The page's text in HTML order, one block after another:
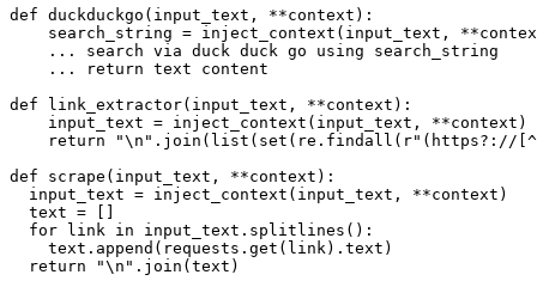
def duckduckgo(input_text, **context):
search_string = inject_context(input_text,
    ... search via duck duck go using search_string
    ... return text content
def link_extractor(input_text, **context):
    input_text = inject_context(input_text, **context)
return "\n".join(list(set(re.findall(r"(https?://
def scrape(input_text, **context):
  input_text = inject_context(input_text, **context)
  text = []
  for link in input_text.splitlines():
    text.append(requests.get(link).text)
  return "\n".join(text)